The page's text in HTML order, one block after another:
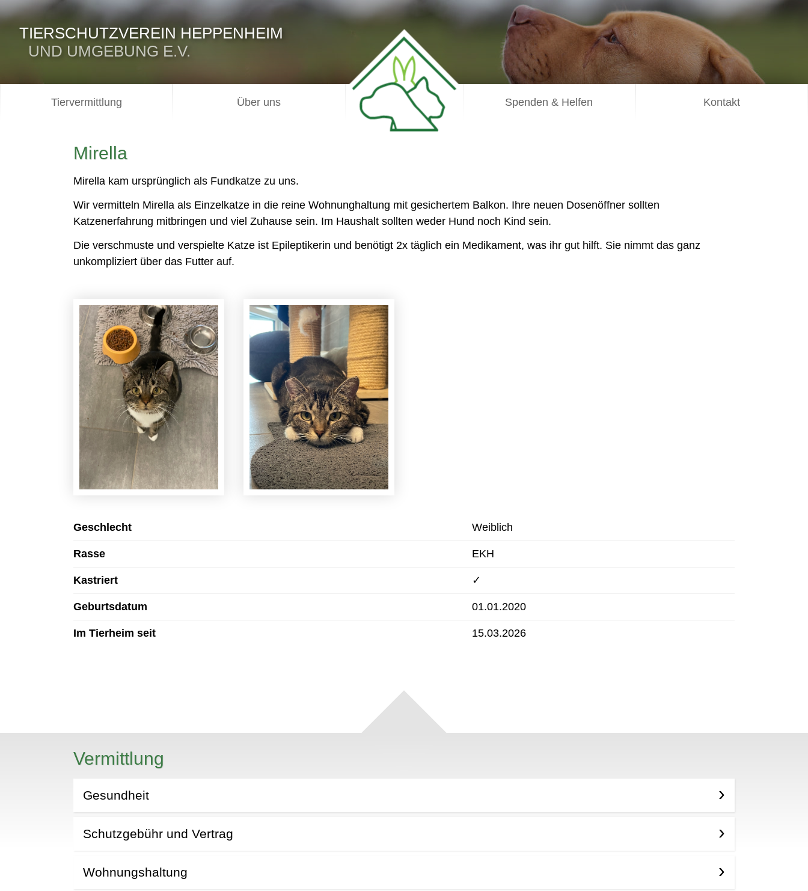
TIERSCHUTZVEREIN HEPPENHEIM
UND UMGEBUNG E.V.
Tiervermittlung Über uns Spenden & Helfen Kontakt
Mirella
Mirella kam ursprünglich als Fundkatze zu uns.
Wir vermitteln Mirella als Einzelkatze in die reine Wohnunghaltung mit gesichertem Balkon. Ihre neuen Dosenöffner sollten
Katzenerfahrung mitbringen und viel Zuhause sein. Im Haushalt sollten weder Hund noch Kind sein.
Die verschmuste und verspielte Katze ist Epileptikerin und benötigt 2x täglich ein Medikament, was ihr gut hilft. Sie nimmt das ganz
unkompliziert über das Futter auf.
Geschlecht Weiblich
Rasse EKH
Kastriert ✓
Geburtsdatum 01.01.2020
Im Tierheim seit 15.03.2026
Vermittlung
Gesundheit
Schutzgebühr und Vertrag
Wohnungshaltung